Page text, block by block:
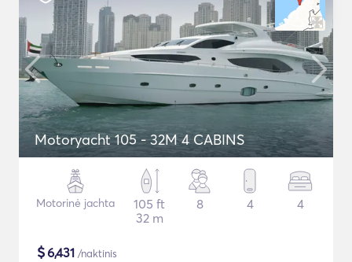
Motoryacht 105 - 32M 4 CABINS
Motorinė jachta
105 ft
32 m
8 4 4
$6,431 /naktinis